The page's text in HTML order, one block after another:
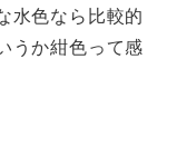
水色なら比較的
うか紺色って感